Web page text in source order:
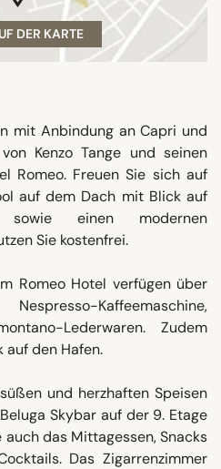
DER KARTE
mit Anbindung an Capri und
Kenzo Tange und seinen
Romeo. Freuen Sie sich auf
auf dem Dach mit Blick auf
einen modernen
Sie kostenfrei.
Romeo Hotel verfügen über
Kaffeemaschine,
Lederwaren. Zudem
auf den Hafen.
und herzhaften Speisen
Skybar auf der 9. Etage
das Mittagessen, Snacks
Das Zigarrenzimmer